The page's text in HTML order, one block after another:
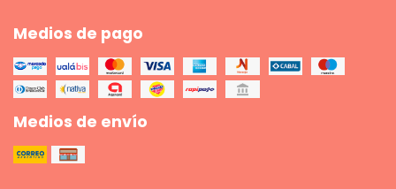
Medios de pago
Medios de envío